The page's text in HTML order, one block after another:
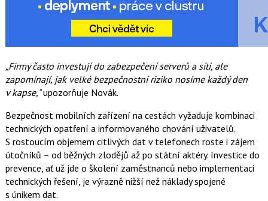
„Firmy často investují do zabezpečení serverů a sítí, ale
zapomínají, jak velké bezpečnostní riziko nosíme každý den
v kapse,"upozorňuje Novák.
Bezpečnost mobilních zařízení na cestách vyžaduje kombinaci
technických opatření a informovaného chování uživatelů.
S rostoucím objemem citlivých dat v telefonech roste i zájem
útočníků – od běžných zlodějů až po státní aktéry. Investice do
prevence, ať už jde o školení zaměstnanců nebo implementaci
technických řešení, je výrazně nižší než náklady spojené
s únikem dat.